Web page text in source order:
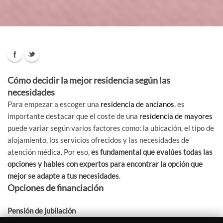
Cómo decidir la mejor residencia según las
necesidades
Para empezar a escoger una residencia de ancianos, es
importante destacar que el coste de una residencia de mayores
puede variar según varios factores como: la ubicación, el tipo de
alojamiento, los servicios ofrecidos y las necesidades de
atención médica. Por eso,es fundamental que evalúes todas las
opciones y hables con expertos para encontrar la opción que
mejor se adapte a tus necesidades.
Opciones de financiación
Pensión de jubilación